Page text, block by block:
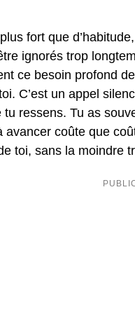
fort que
ignorés trop
ce besoin profond
C’est un appel
ressens. Tu as
coûte que
toi, sans la moindre